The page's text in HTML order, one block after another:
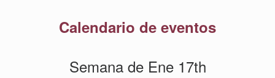
Calendario de eventos
Semana de Ene 17th